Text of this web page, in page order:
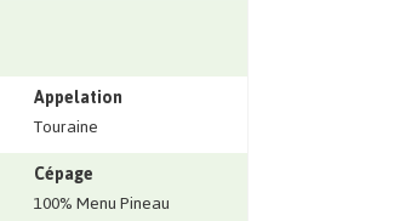
Appelation
Touraine
Cépage
100% Menu Pineau